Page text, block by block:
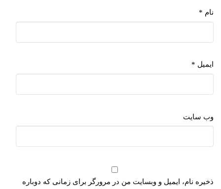
نام *
ایمیل *
وب‌ سایت
ذخیره نام، ایمیل و وبسایت من در مرورگر برای زمانی که دوباره